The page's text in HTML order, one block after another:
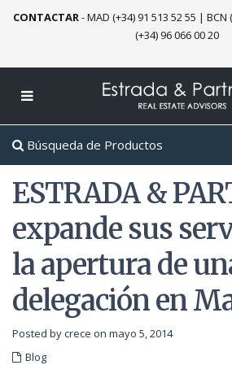
CONTACTAR-MAD (+34) 91 513 52 55 | BCN
(+34) 96 066 00 20
Búsqueda de Productos
ESTRADA &
expande sus
la apertura de
delegación en
Posted by crece on mayo 5, 2014
Blog